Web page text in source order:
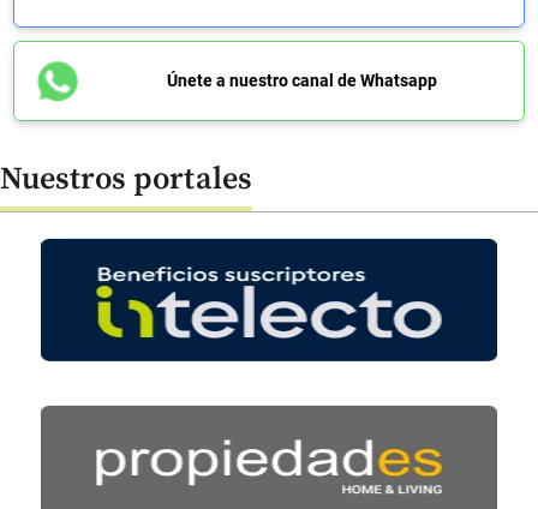
Únete a nuestro canal de Whatsapp
Nuestros portales